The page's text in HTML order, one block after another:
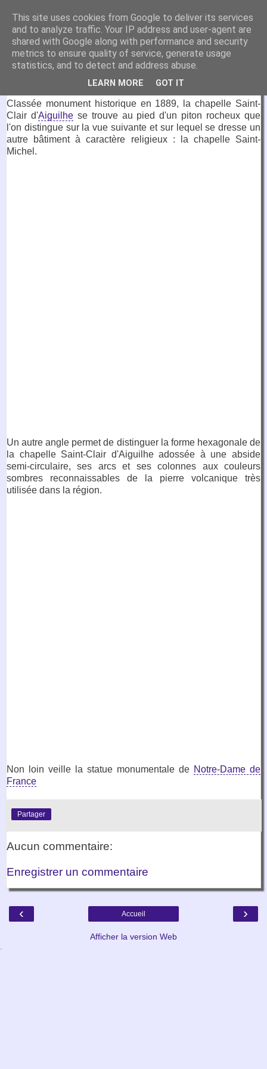
VirtuaFrance
Visitez la France depuis votre fauteuil.
28 mars 2022
Chapelle Saint-Clair d'Aiguilhe
Classée monument historique en 1889, la chapelle Saint-
Clair d'Aiguilhese trouve au pied d'un piton rocheux que
l'on distingue sur la vue suivante et sur lequel se dresse un
autre bâtiment à caractère religieux : la chapelle Saint-
Michel.
Un autre angle permet de distinguer la forme hexagonale de
la chapelle Saint-Clair d'Aiguilhe adossée à une abside
semi-circulaire, ses arcs et ses colonnes aux couleurs
sombres reconnaissables de la pierre volcanique très
utilisée dans la région.
Non loin veille la statue monumentale de Notre-Dame de
France
Partager
Aucun commentaire:
Enregistrer un commentaire
‹ ›
Accueil
Afficher la version Web
This site uses cookies from Google to deliver its services
and to analyze traffic. Your IP address and user-agent are
shared with Google along with performance and security
metrics to ensure quality of service, generate usage
statistics, and to detect and address abuse.
LEARN MORE GOT IT